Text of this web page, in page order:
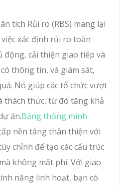
tích Rủi ro (RBS) mang lại
xác định rủi ro toàn
động, cải thiện giao tiếp và
thông tin, và giám sát,
Nó giúp các tổ chức vượt
thách thức, từ đó tăng khả
án.Bảng thông minh
nền tảng thân thiện với
chỉnh để tạo các cấu trúc
không mất phí. Với giao
năng linh hoạt, bạn có